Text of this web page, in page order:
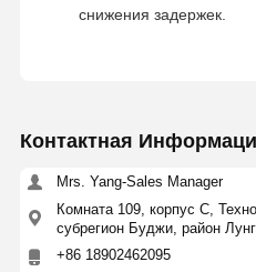
снижения задержек.
Контактная
Mrs. Yang-Sales Manager
Комната 109, корпус C,
субрегион Буджи, район
+86 18902462095